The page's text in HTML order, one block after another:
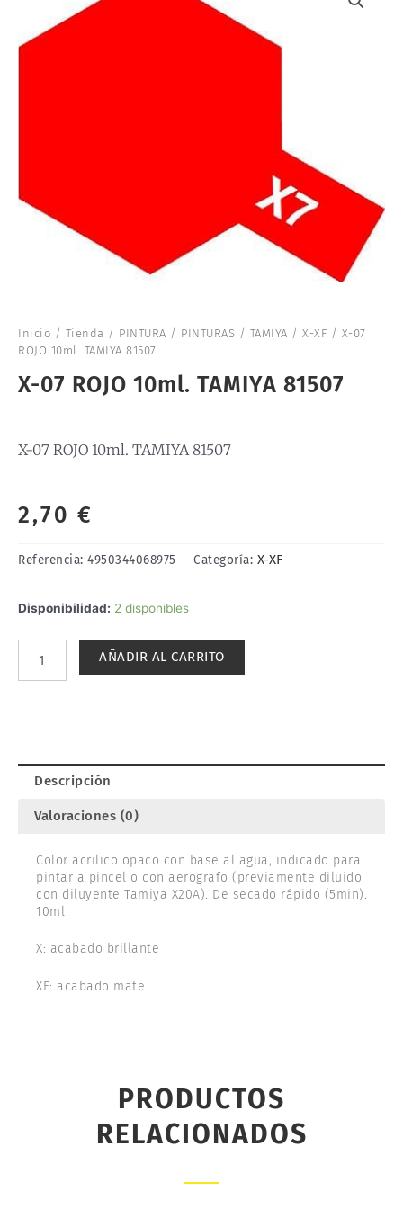
Inicio / Tienda / PINTURA / PINTURAS / TAMIYA / X-XF / X-07
ROJO 10ml. TAMIYA 81507
X-07 ROJO 10ml. TAMIYA 81507
X-07 ROJO 10ml. TAMIYA 81507
2,70 €
Referencia: 4950344068975 Categoría: X-XF
Disponibilidad: 2 disponibles
X-
10ml.
AÑADIR AL CARRITO
Descripción
Valoraciones (0)
Color acrilico opaco con base al agua, indicado para
pintar a pincel o con aerografo (previamente diluido
con diluyente Tamiya X20A). De secado rápido (5min).
10ml
X: acabado brillante
XF: acabado mate
PRODUCTOS
RELACIONADOS